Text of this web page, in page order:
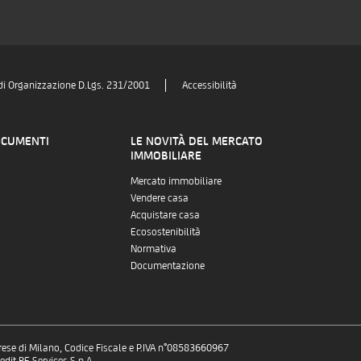
Organizzazione D.Lgs. 231/2001 Accessibilità
LE NOVITÀ DEL MERCATO
IMMOBILIARE
Mercato immobiliare
Vendere casa
Acquistare casa
Ecosostenibilità
Normativa
Documentazione
di Milano, Codice Fiscale e P.IVA n°08583660967